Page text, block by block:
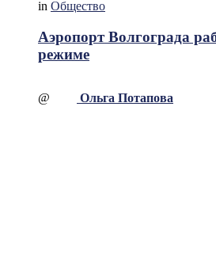
in Общество
Аэропорт Волгограда
режиме
@ Ольга Потапова